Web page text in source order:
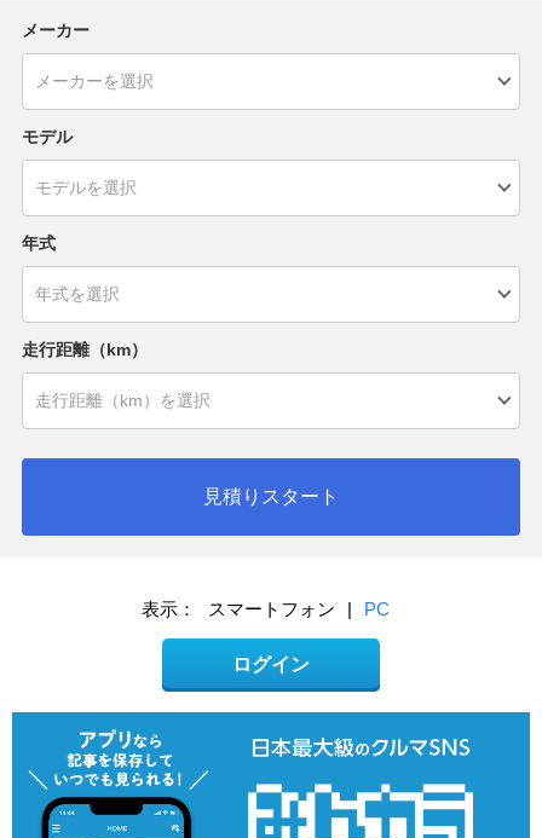
メーカー
モデル
年式
走行距離（km）
見積りスタート
表示： スマートフォン | PC
ログイン